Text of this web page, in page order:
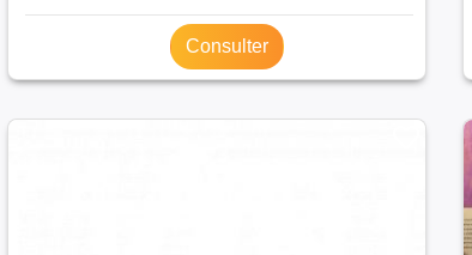
Consulter